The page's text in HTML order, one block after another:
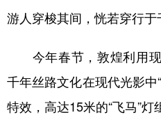
游人穿梭其间，恍若穿行于
今年春节，敦煌利用现
千年丝路文化在现代光影中
特效，高达15米的“飞马”